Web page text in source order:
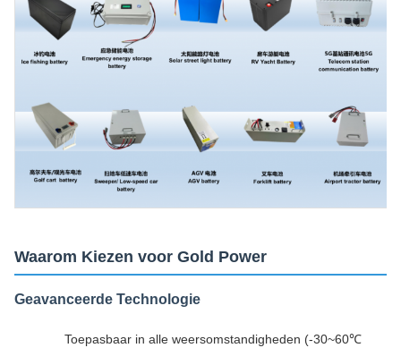
Waarom Kiezen voor Gold Power
Geavanceerde Technologie
Toepasbaar in alle weersomstandigheden (-30~60℃